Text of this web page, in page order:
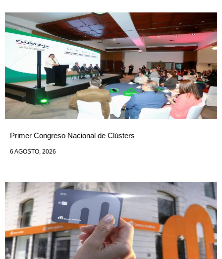
Primer Congreso Nacional de Clústers
6 AGOSTO, 2026